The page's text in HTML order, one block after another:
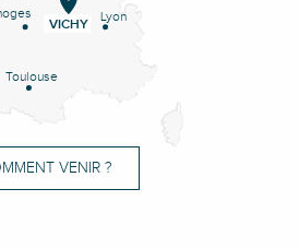
Lyon
Toulouse
VICHY
VENIR ?